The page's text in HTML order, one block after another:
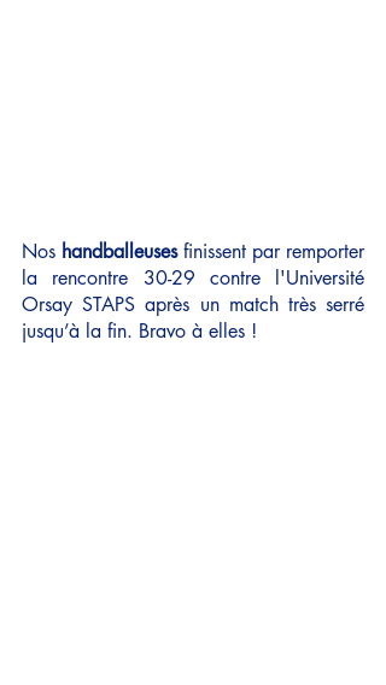
Nos handballeuses finissent par remporter
la rencontre 30-29 contre l'Université
Orsay STAPS après un match très serré
jusqu’à la fin. Bravo à elles !